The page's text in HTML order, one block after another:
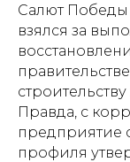
Салют Победы
взялся за
Правда, с
предприятие
профиля